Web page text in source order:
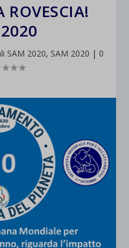
ROVESCIA!
SAM 2020, SAM 2020 | 0